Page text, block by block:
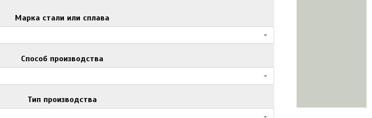
Марка стали или сплава
Способ производства
Тип производства